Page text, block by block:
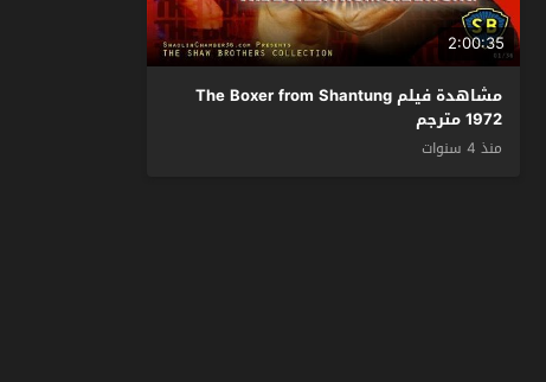
2:00:35
مشاهدة فيلم The Boxer from Shantung
1972 مترجم
منذ 4 سنوات